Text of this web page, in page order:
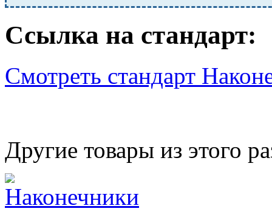
Ссылка на стандарт:
Смотреть стандарт
Другие товары из этого